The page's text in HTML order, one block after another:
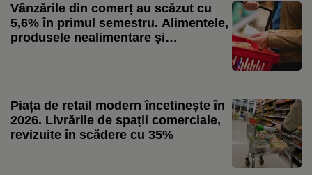
Vânzările din comerț au scăzut cu
5,6% în primul semestru. Alimentele,
produsele nealimentare și
Piața de retail modern încetinește în
2026. Livrările de spații comerciale,
revizuite în scădere cu 35%